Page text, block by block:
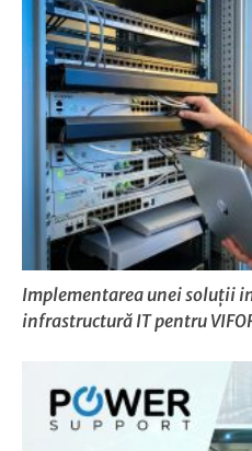
Implementarea unei soluții
infrastructură IT pentru